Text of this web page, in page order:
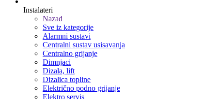
Instalateri
Nazad
Sve iz kategorije
Alarmni sustavi
Centralni sustav usisavanja
Centralno grijanje
Dimnjaci
Dizala, lift
Dizalica topline
Električno podno grijanje
Elektro servis